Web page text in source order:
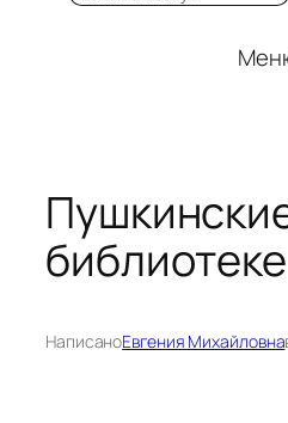
библиотеке
НаписаноЕвгения Михайловна